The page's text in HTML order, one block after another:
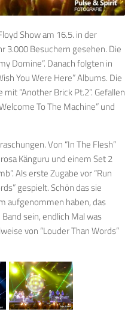
Show am 16.5. in der
3.000 Besuchern gesehen. Die
Domine”. Danach folgten in
You Were Here” Albums. Die
“Another Brick Pt.2”. Gefallen
To The Machine” und
Von “In The Flesh”
Känguru und einem Set 2
Als erste Zugabe vor “Run
gespielt. Schön das sie
aufgenommen haben, das
sein, endlich Mal was
von “Louder Than Words”